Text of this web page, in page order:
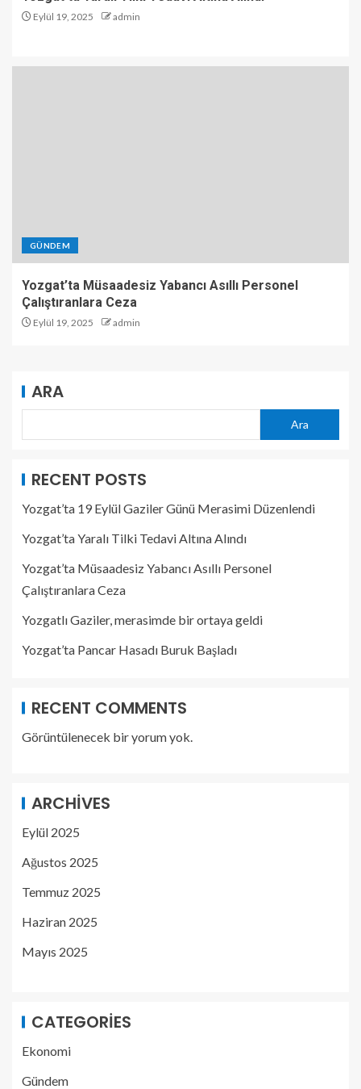
Eylül 19, 2025 admin
GÜNDEM
Yozgat’ta Müsaadesiz Yabancı Asıllı Personel
Çalıştıranlara Ceza
Eylül 19, 2025 admin
ARA
Ara
RECENT POSTS
Yozgat’ta 19 Eylül Gaziler Günü Merasimi Düzenlendi
Yozgat’ta Yaralı Tilki Tedavi Altına Alındı
Yozgat’ta Müsaadesiz Yabancı Asıllı Personel
Çalıştıranlara Ceza
Yozgatlı Gaziler, merasimde bir ortaya geldi
Yozgat’ta Pancar Hasadı Buruk Başladı
RECENT COMMENTS
Görüntülenecek bir yorum yok.
ARCHIVES
Eylül 2025
Ağustos 2025
Temmuz 2025
Haziran 2025
Mayıs 2025
CATEGORIES
Ekonomi
Gündem